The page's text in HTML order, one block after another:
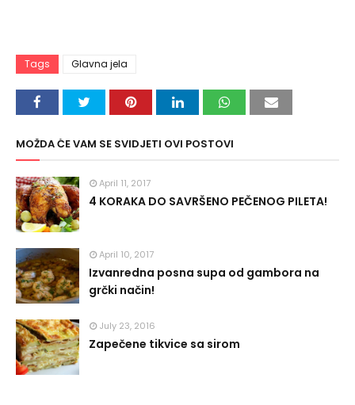
Tags Glavna jela
MOŽDA ĆE VAM SE SVIDJETI OVI POSTOVI
April 11, 2017
4 KORAKA DO SAVRŠENO PEČENOG PILETA!
April 10, 2017
Izvanredna posna supa od gambora na
grčki način!
July 23, 2016
Zapečene tikvice sa sirom